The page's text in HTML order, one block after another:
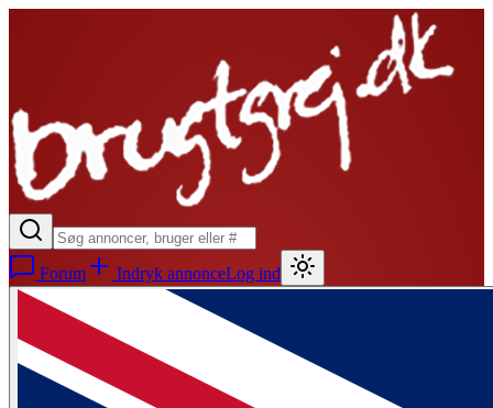
Forum Indryk annonceLog ind